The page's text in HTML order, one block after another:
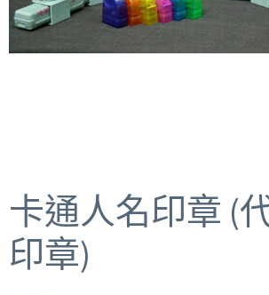
卡通人名印章 (
印章)